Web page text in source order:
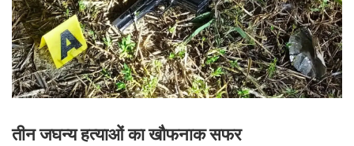
तीन जघन्य हत्याओं का खौफनाक सफर